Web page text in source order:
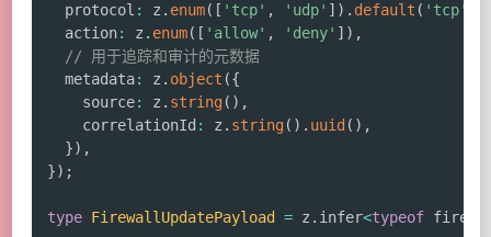
  protocol
: z . enum( [ 'tcp' , 'udp' ] ) . default ( 'tcp'
  action
: z . enum( [ 'allow' , 'deny' ] ) ,
// 用于追踪和审计的元数据
  metadata
: z . object ({
    source
: z . string( ) ,
    correlationId
: z . string( ) . uuid ( ) ,
}) ,
}) ;
type FirewallUpdatePayload = z . infer<typeof